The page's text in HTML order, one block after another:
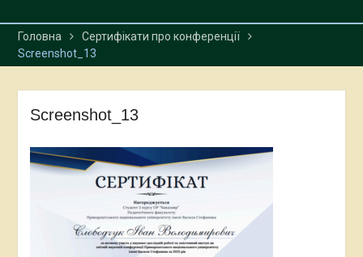
Головна
Сертифікати про конференції
Screenshot_13
Screenshot_13